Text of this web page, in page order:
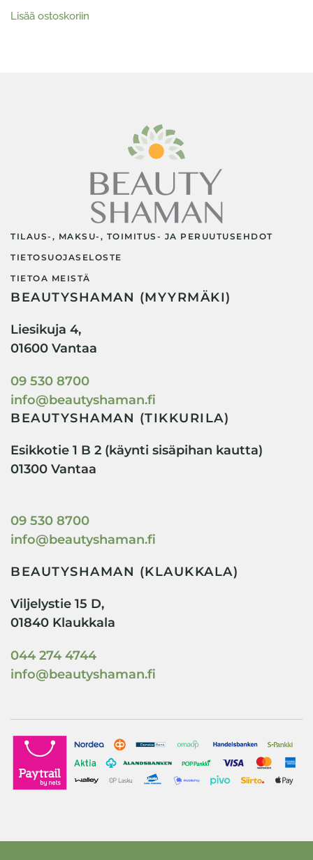
Lisää ostoskoriin
TILAUS-, MAKSU-, TOIMITUS- JA PERUUTUSEHDOT
TIETOSUOJASELOSTE
TIETOA MEISTÄ
BEAUTYSHAMAN (MYYRMÄKI)
Liesikuja 4,
01600 Vantaa
09 530 8700
info@beautyshaman.fi
BEAUTYSHAMAN (TIKKURILA)
Esikkotie 1 B 2 (käynti sisäpihan kautta)
01300 Vantaa
09 530 8700
info@beautyshaman.fi
BEAUTYSHAMAN (KLAUKKALA)
Viljelystie 15 D,
01840 Klaukkala
044 274 4744
info@beautyshaman.fi